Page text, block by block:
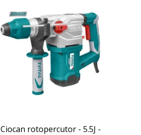
Ciocan rotopercutor - 5.5J -